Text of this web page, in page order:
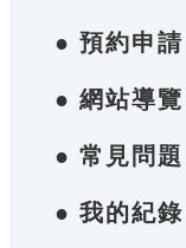
● 預約申請
● 網站導覽
● 常見問題
● 我的紀錄